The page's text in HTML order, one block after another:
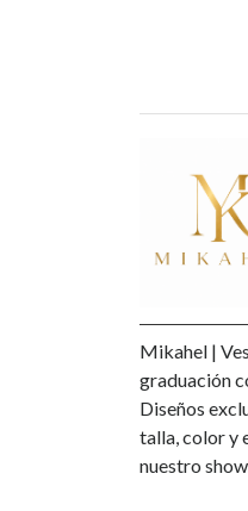
Mikahel |
graduación
Diseños
talla, color y
nuestro